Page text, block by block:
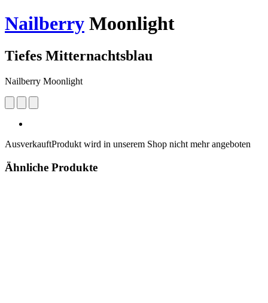
Nailberry Moonlight
Tiefes Mitternachtsblau
Nailberry Moonlight
AusverkauftProdukt wird in unserem Shop nicht mehr angeboten
Ähnliche Produkte